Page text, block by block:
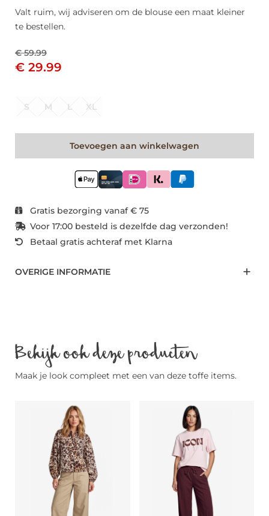
Valt ruim, wij adviseren om de blouse een maat kleiner
te bestellen.
€ 59.99
€ 29.99
S M L XL
Toevoegen aan winkelwagen
Gratis bezorging vanaf € 75
Voor 17:00 besteld is dezelfde dag verzonden!
Betaal gratis achteraf met Klarna
OVERIGE INFORMATIE
Bekijk ook deze producten
Maak je look compleet met een van deze toffe items.